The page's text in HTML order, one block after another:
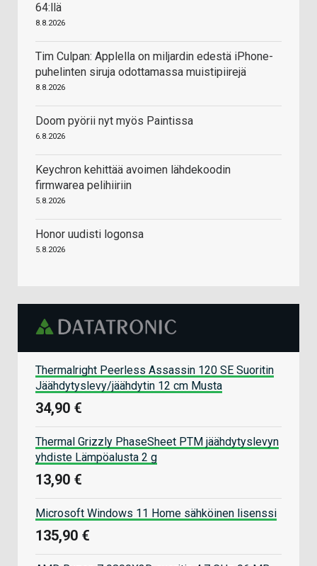
64:llä
8.8.2026
Tim Culpan: Applella on miljardin edestä iPhone-
puhelinten siruja odottamassa muistipiirejä
8.8.2026
Doom pyörii nyt myös Paintissa
6.8.2026
Keychron kehittää avoimen lähdekoodin
firmwarea pelihiiriin
5.8.2026
Honor uudisti logonsa
5.8.2026
Thermalright Peerless Assassin 120 SE Suoritin
Jäähdytyslevy/jäähdytin 12 cm Musta
34,90 €
Thermal Grizzly PhaseSheet PTM jäähdytyslevyn
yhdiste Lämpöalusta 2 g
13,90 €
Microsoft Windows 11 Home sähköinen lisenssi
135,90 €